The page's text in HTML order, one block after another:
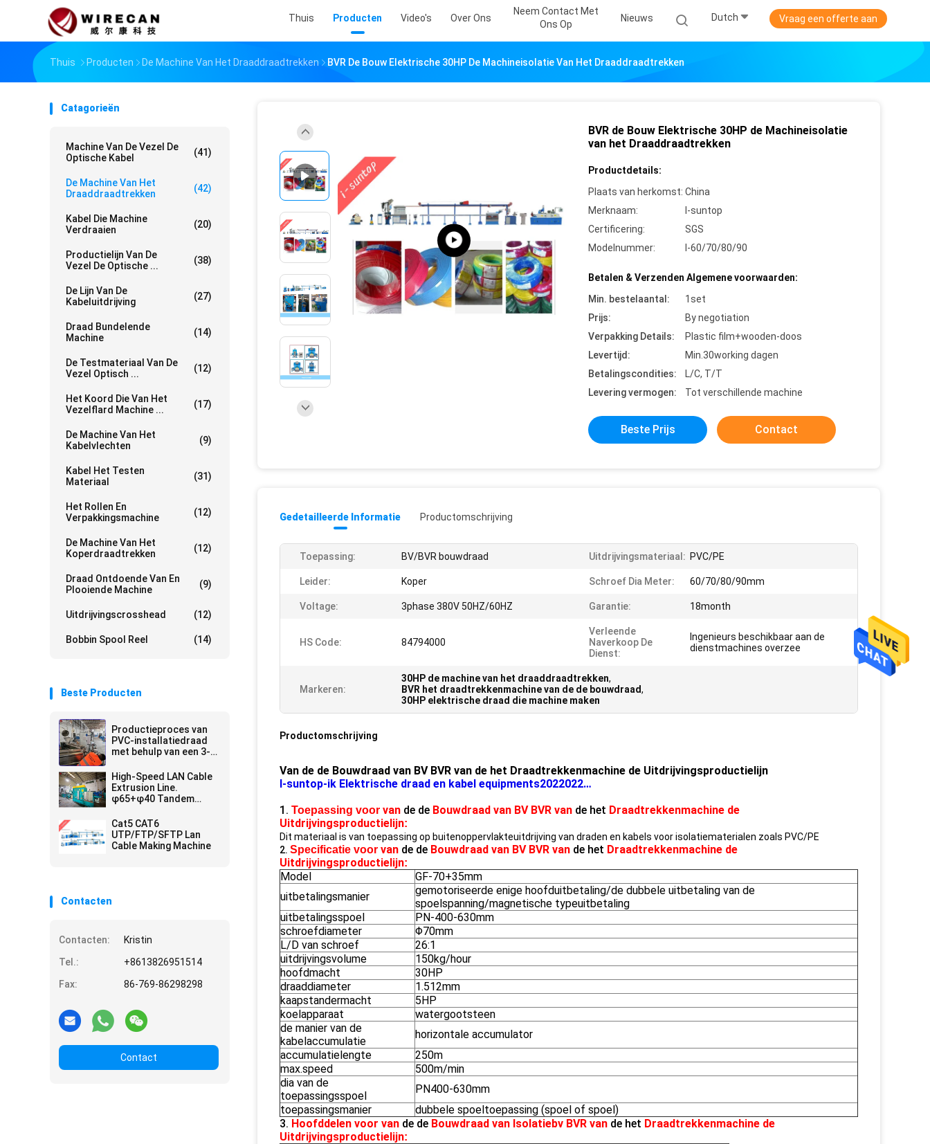
Thuis Producten Video's Over Ons
Neem Contact Met
Ons Op
Nieuws Dutch Vraag een offerte aan
Thuis Producten De Machine Van Het Draaddraadtrekken BVR De Bouw Elektrische 30HP De Machineisolatie Van Het Draaddraadtrekken
Catagorieën
Machine Van De Vezel De
Optische Kabel
(41)
De Machine Van Het
Draaddraadtrekken
(42)
Kabel Die Machine
Verdraaien
(20)
Productielijn Van De
Vezel De Optische ...
(38)
De Lijn Van De
Kabeluitdrijving
(27)
Draad Bundelende
Machine
(14)
De Testmateriaal Van De
Vezel Optisch ...
(12)
Het Koord Die Van Het
Vezelflard Machine ...
(17)
De Machine Van Het
Kabelvlechten
(9)
Kabel Het Testen
Materiaal
(31)
Het Rollen En
Verpakkingsmachine
(12)
De Machine Van Het
Koperdraadtrekken
(12)
Draad Ontdoende Van En
Plooiende Machine
(9)
Uitdrijvingscrosshead (12)
Bobbin Spool Reel (14)
Beste Producten
Productieproces van
PVC-installatiedraad
met behulp van een 3-
High-Speed LAN Cable
Extrusion Line.
φ65+φ40 Tandem
Cat5 CAT6
UTP/FTP/SFTP Lan
Cable Making Machine
Contacten
Contacten:
Kristin
Tel.:
+8613826951514
Fax:
86-769-86298298
Contact
BVR de Bouw Elektrische 30HP de Machineisolatie
van het Draaddraadtrekken
Productdetails:
Plaats van herkomst: China
Merknaam:
I-suntop
Certificering:
SGS
Modelnummer:
I-60/70/80/90
Betalen & Verzenden Algemene voorwaarden:
Min. bestelaantal:
1set
Prijs:
By negotiation
Verpakking Details:
Plastic film+wooden-doos
Levertijd:
Min.30working dagen
Betalingscondities:
L/C, T/T
Levering vermogen:
Tot verschillende machine
Beste Prijs Contact
Gedetailleerde Informatie Productomschrijving
Toepassing: BV/BVR bouwdraad Uitdrijvingsmateriaal: PVC/PE
Leider: Koper Schroef Dia Meter: 60/70/80/90mm
Voltage: 3phase 380V 50HZ/60HZ Garantie: 18month
HS Code: 84794000
Verleende
Naverkoop De
Dienst:
Ingenieurs beschikbaar aan de
dienstmachines overzee
Markeren:
30HP de machine van het draaddraadtrekken,
BVR het draadtrekkenmachine van de de bouwdraad,
30HP elektrische draad die machine maken
Productomschrijving
Van de de Bouwdraad van BV BVR van de het Draadtrekkenmachine de Uitdrijvingsproductielijn
I-suntop-ik Elektrische draad en kabel equipments2022022…
1. Toepassing voor van de de Bouwdraad van BV BVR van de het Draadtrekkenmachine de
Uitdrijvingsproductielijn:
Dit materiaal is van toepassing op buitenoppervlakteuitdrijving van draden en kabels voor isolatiematerialen zoals PVC/PE
2. Specificatie voor van de de Bouwdraad van BV BVR van de het Draadtrekkenmachine de
Uitdrijvingsproductielijn:
Model
GF-70+35mm
uitbetalingsmanier
gemotoriseerde enige hoofduitbetaling/de dubbele uitbetaling van de
spoelspanning/magnetische typeuitbetaling
uitbetalingsspoel
PN-400-630mm
schroefdiameter
Φ70mm
L/D van schroef
26:1
uitdrijvingsvolume
150kg/hour
hoofdmacht
30HP
draaddiameter
1.512mm
kaapstandermacht
5HP
koelapparaat
watergootsteen
de manier van de
kabelaccumulatie
horizontale accumulator
accumulatielengte
250m
max.speed
500m/min
dia van de
toepassingsspoel
PN400-630mm
toepassingsmanier
dubbele spoeltoepassing (spoel of spoel)
3. Hoofddelen voor van de de Bouwdraad van Isolatiebv BVR van de het Draadtrekkenmachine de
Uitdrijvingsproductielijn: